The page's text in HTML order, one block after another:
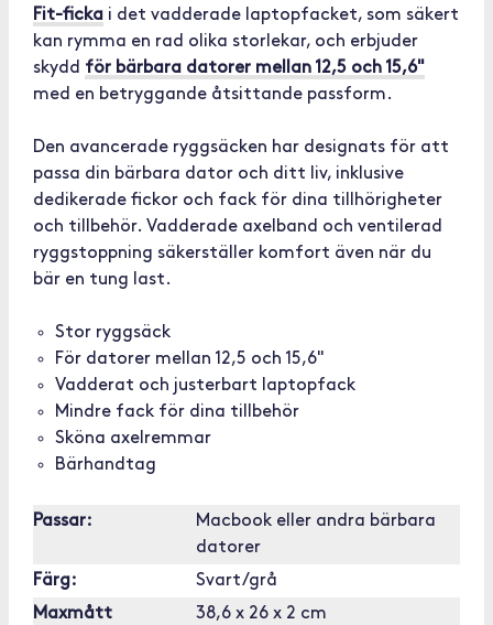
Fit-ficka i det vadderade laptopfacket, som säkert
kan rymma en rad olika storlekar, och erbjuder
skydd för bärbara datorer mellan 12,5 och 15,6"
med en betryggande åtsittande passform.
Den avancerade ryggsäcken har designats för att
passa din bärbara dator och ditt liv, inklusive
dedikerade fickor och fack för dina tillhörigheter
och tillbehör. Vadderade axelband och ventilerad
ryggstoppning säkerställer komfort även när du
bär en tung last.
Stor ryggsäck
För datorer mellan 12,5 och 15,6"
Vadderat och justerbart laptopfack
Mindre fack för dina tillbehör
Sköna axelremmar
Bärhandtag
Passar:
Macbook eller andra bärbara
datorer
Färg:
Svart/grå
Maxmått
38,6 x 26 x 2 cm